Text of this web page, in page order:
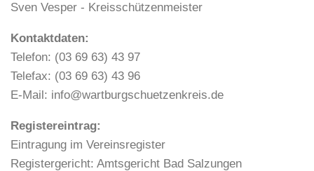
Sven Vesper - Kreisschützenmeister
Kontaktdaten:
Telefon: (03 69 63) 43 97
Telefax: (03 69 63) 43 96
E-Mail: info@wartburgschuetzenkreis.de
Registereintrag:
Eintragung im Vereinsregister
Registergericht: Amtsgericht Bad Salzungen